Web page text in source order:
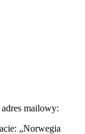
mailowy:
„Norwegia